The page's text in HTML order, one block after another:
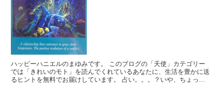
ハッピーハニエルのまゆみです。 このブログの「天使」カテゴリー
では「きれいのモト」を読んでくれているあなたに、生活を豊かに送
るヒントを無料でお届けしています。 占い。。。？いや、ちょっと